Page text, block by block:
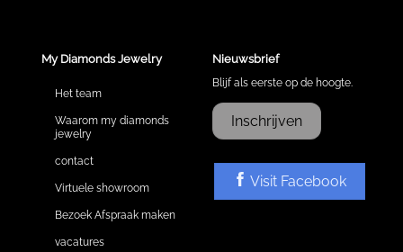
My Diamonds Jewelry
Het team
Waarom my diamonds
jewelry
contact
Virtuele showroom
Bezoek Afspraak maken
vacatures
Nieuwsbrief
Blijf als eerste op de hoogte.
Inschrijven
Visit Facebook